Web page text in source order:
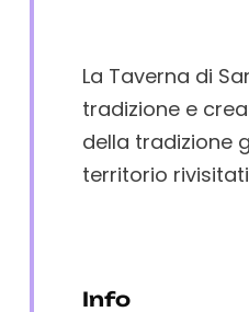
La Taverna di
tradizione e
della tradizione
territorio
Info